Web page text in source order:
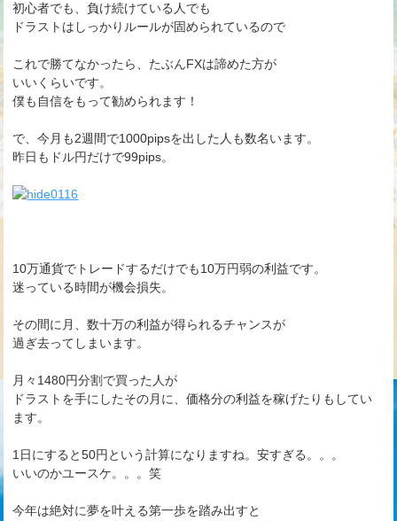
初心者でも、負け続けている人でも
ドラストはしっかりルールが固められているので
これで勝てなかったら、たぶんFXは諦めた方が
いいくらいです。
僕も自信をもって勧められます！
で、今月も2週間で1000pipsを出した人も数名います。
昨日もドル円だけで99pips。
10万通貨でトレードするだけでも10万円弱の利益です。
迷っている時間が機会損失。
その間に月、数十万の利益が得られるチャンスが
過ぎ去ってしまいます。
月々1480円分割で買った人が
ドラストを手にしたその月に、価格分の利益を稼げたりもしてい
ます。
1日にすると50円という計算になりますね。安すぎる。。。
いいのかユースケ。。。笑
今年は絶対に夢を叶える第一歩を踏み出すと